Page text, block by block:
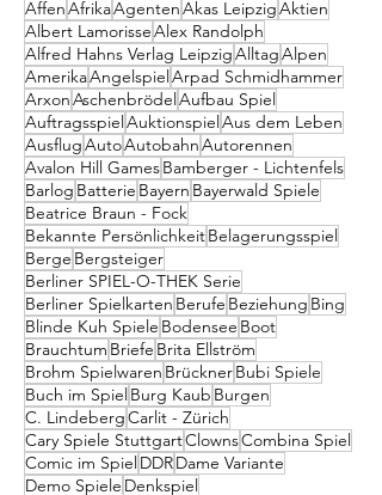
AffenAfrikaAgentenAkas LeipzigAktien
Albert LamorisseAlex Randolph
Alfred Hahns Verlag LeipzigAlltagAlpen
AmerikaAngelspielArpad Schmidhammer
ArxonAschenbrödelAufbau Spiel
AuftragsspielAuktionspielAus dem Leben
AusflugAutoAutobahnAutorennen
Avalon Hill GamesBamberger - Lichtenfels
Barlog Batterie Bayern Bayerwald Spiele
Beatrice Braun - Fock
Bekannte PersönlichkeitBelagerungsspiel
Berge Bergsteiger
Berliner SPIEL-O-THEK Serie
Berliner Spielkarten Berufe Beziehung Bing
Blinde Kuh Spiele Bodensee Boot
Brauchtum Briefe Brita Ellström
Brohm Spielwaren BrücknerBubi Spiele
Buch im SpielBurg Kaub Burgen
C. LindebergCarlit - Zürich
Cary Spiele StuttgartClownsCombina Spiel
Comic im SpielDDRDame Variante
Demo Spiele Denkspiel